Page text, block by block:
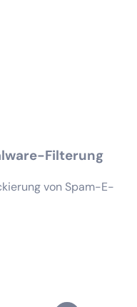
Filterung
von Spam-E-